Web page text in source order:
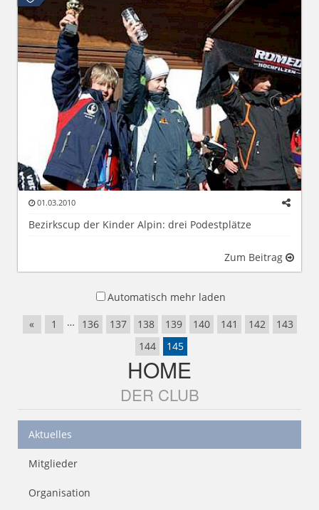
01.03.2010
Bezirkscup der Kinder Alpin: drei Podestplätze
Zum Beitrag
Automatisch mehr laden
«
1 … 136 137 138 139 140 141 142
143
144
145
HOME
DER CLUB
Aktuelles
Mitglieder
Organisation